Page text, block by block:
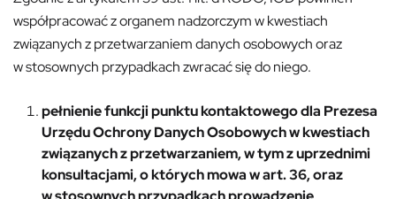
współpracować z organem nadzorczym w kwestiach
związanych z przetwarzaniem danych osobowych oraz
w stosownych przypadkach zwracać się do niego.
pełnienie funkcji punktu kontaktowego dla Prezesa
Urzędu Ochrony Danych Osobowych w kwestiach
związanych z przetwarzaniem, w tym z uprzednimi
konsultacjami, o których mowa w art. 36, oraz